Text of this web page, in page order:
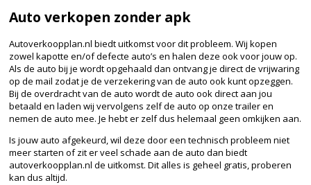
Auto verkopen zonder apk
Autoverkoopplan.nl biedt uitkomst voor dit probleem. Wij kopen
zowel kapotte en/of defecte auto’s en halen deze ook voor jouw op.
Als de auto bij je wordt opgehaald dan ontvang je direct de vrijwaring
op de mail zodat je de verzekering van de auto ook kunt opzeggen.
Bij de overdracht van de auto wordt de auto ook direct aan jou
betaald en laden wij vervolgens zelf de auto op onze trailer en
nemen de auto mee. Je hebt er zelf dus helemaal geen omkijken aan.
Is jouw auto afgekeurd, wil deze door een technisch probleem niet
meer starten of zit er veel schade aan de auto dan biedt
autoverkoopplan.nl de uitkomst. Dit alles is geheel gratis, proberen
kan dus altijd.